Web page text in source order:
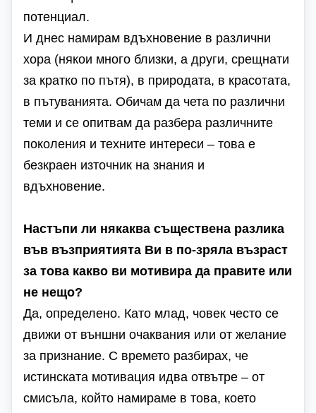
потенциал.
И днес намирам вдъхновение в различни
хора (някои много близки, а други, срещнати
за кратко по пътя), в природата, в красотата,
в пътуванията. Обичам да чета по различни
теми и се опитвам да разбера различните
поколения и техните интереси – това е
безкраен източник на знания и
вдъхновение.
Настъпи ли някаква съществена разлика
във възприятията Ви в по-зряла възраст
за това какво ви мотивира да правите или
не нещо?
Да, определено. Като млад, човек често се
движи от външни очаквания или от желание
за признание. С времето разбирах, че
истинската мотивация идва отвътре – от
смисъла, който намираме в това, което